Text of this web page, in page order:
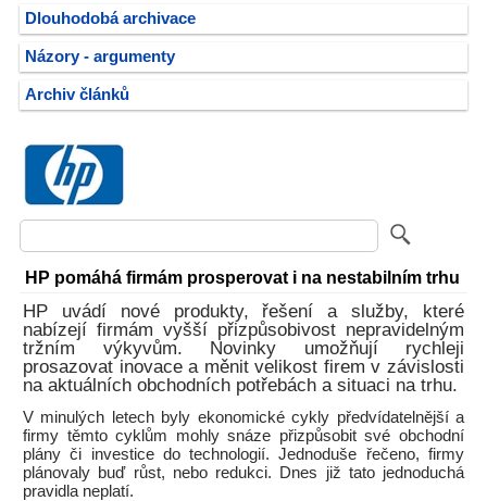
Dlouhodobá archivace
Názory - argumenty
Archiv článků
HP pomáhá firmám prosperovat i na nestabilním trhu
HP uvádí nové produkty, řešení a služby, které
nabízejí firmám vyšší přizpůsobivost nepravidelným
tržním výkyvům. Novinky umožňují rychleji
prosazovat inovace a měnit velikost firem v závislosti
na aktuálních obchodních potřebách a situaci na trhu.
V minulých letech byly ekonomické cykly předvídatelnější a
firmy těmto cyklům mohly snáze přizpůsobit své obchodní
plány či investice do technologií. Jednoduše řečeno, firmy
plánovaly buď růst, nebo redukci. Dnes již tato jednoduchá
pravidla neplatí.